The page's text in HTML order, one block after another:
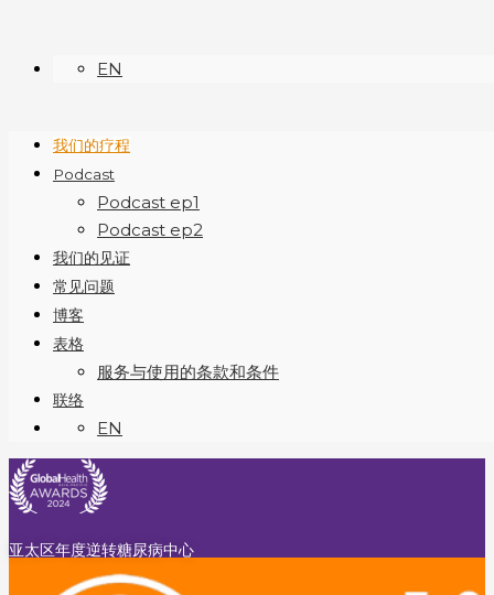
EN
我们的疗程
Podcast
Podcast ep1
Podcast ep2
我们的见证
常见问题
博客
表格
服务与使用的条款和条件
联络
EN
亚太区年度逆转糖尿病中心